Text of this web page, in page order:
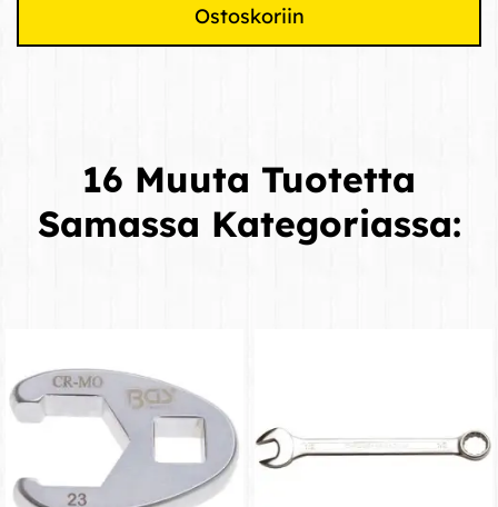
Ostoskoriin
16 Muuta Tuotetta
Samassa Kategoriassa: